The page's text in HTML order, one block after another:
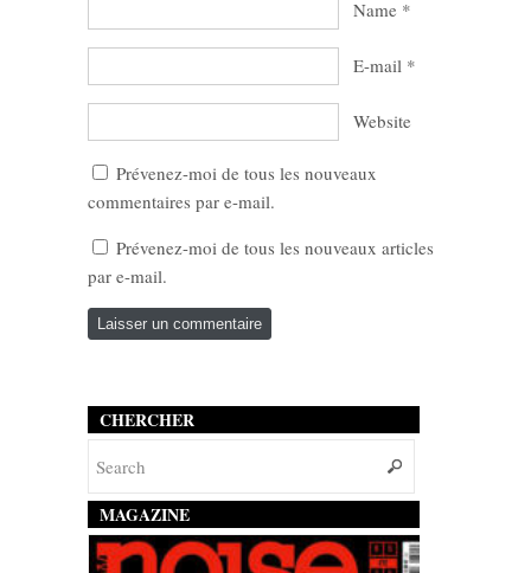
Name *
E-mail *
Website
Prévenez-moi de tous les nouveaux
commentaires par e-mail.
Prévenez-moi de tous les nouveaux articles
par e-mail.
CHERCHER
MAGAZINE